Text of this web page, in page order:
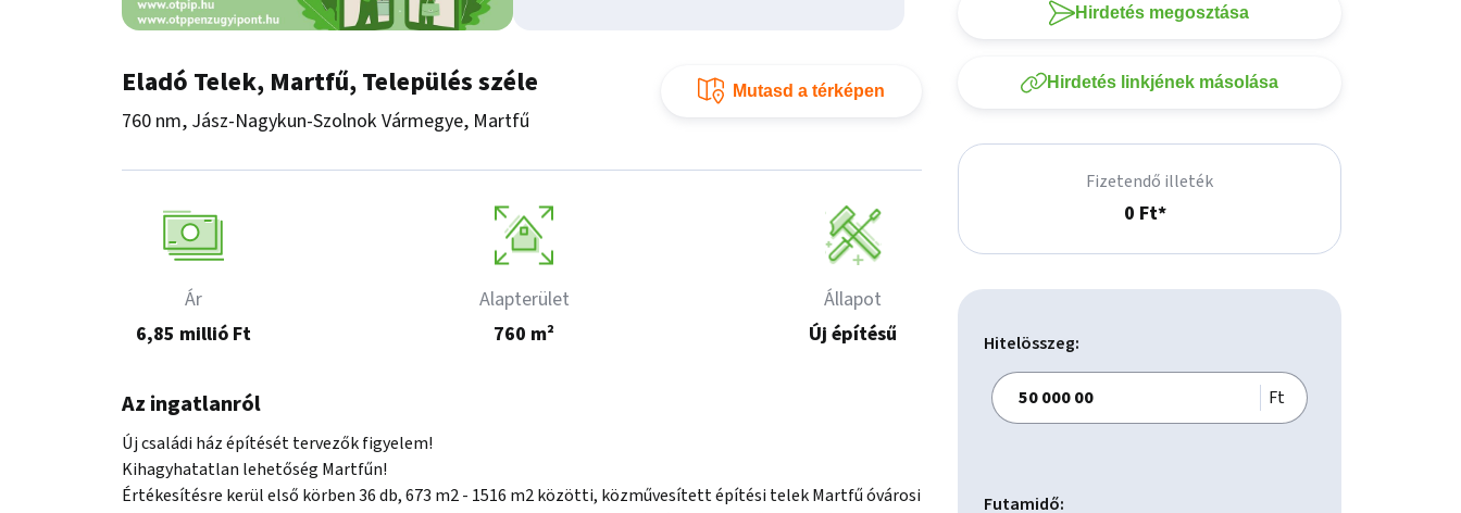
Eladó Telek, Martfű, Település széle
760 nm, Jász-Nagykun-Szolnok Vármegye, Martfű
Mutasd a térképen
Ár
6,85 millió Ft
Alapterület
760 m²
Állapot
Új építésű
Az ingatlanról
Új családi ház építését tervezők figyelem!
Kihagyhatatlan lehetőség Martfűn!
Értékesítésre kerül első körben 36 db, 673 m2 - 1516 m2 közötti, közművesített építési telek Martfű óvárosi
Hirdetés megosztása
Hirdetés linkjének másolása
Fizetendő illeték
0 Ft*
Hitelösszeg:
Ft
Futamidő: